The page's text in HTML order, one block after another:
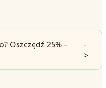
Oszczędź 25% –
-
>